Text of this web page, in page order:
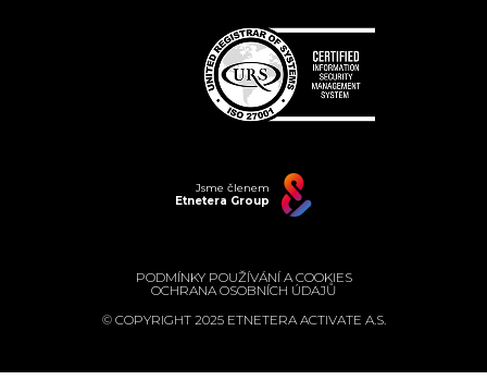
© COPYRIGHT 2025 ETNETERA ACTIVATE A.S.
Jsme členem
Etnetera Group
PODMÍNKY POUŽÍVÁNÍ A COOKIES
OCHRANA OSOBNÍCH ÚDAJŮ